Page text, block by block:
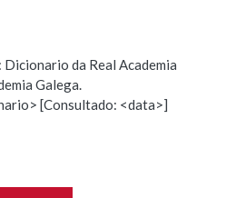
Dicionario da Real Academia
Galega.
[Consultado: <data>]